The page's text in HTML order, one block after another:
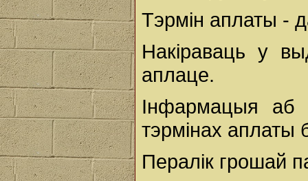
Тэрмін аплаты -
Накіраваць у
аплаце.
Інфармацыя аб
тэрмінах
Пералік грошай